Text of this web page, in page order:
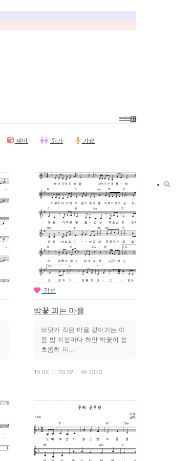
재미 원가
가요
감성
박꽃 피는 마을
바닷가 작은 마을 깊어가는 여
름 밤 지붕마다 하얀 박꽃이 함
초롬히 피...
15.08.11.20:32 2323